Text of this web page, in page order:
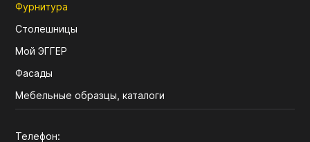
Фурнитура
Столешницы
Мой ЭГГЕР
Фасады
Мебельные образцы, каталоги
Телефон: